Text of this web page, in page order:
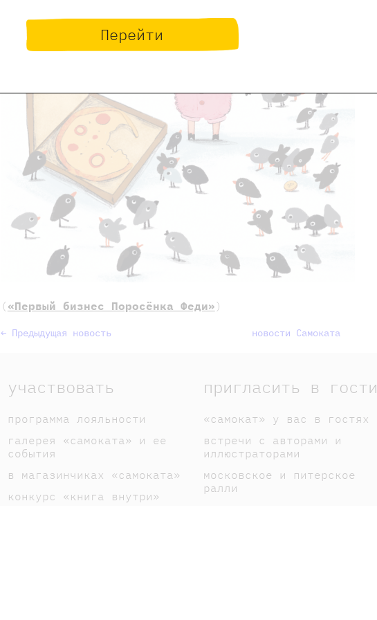
Перейти
( «Первый бизнес Поросёнка Феди»)
← Предыдущая новость новости Самоката
участвовать
программа лояльности
галерея «самоката» и ее
события
в магазинчиках «самоката»
конкурс «книга внутри»
пригласить в гости
«самокат» у вас в гостях
встречи с авторами и
иллюстраторами
московское и питерское
ралли